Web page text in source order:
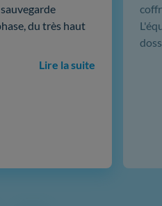
du très haut
Lire la suite